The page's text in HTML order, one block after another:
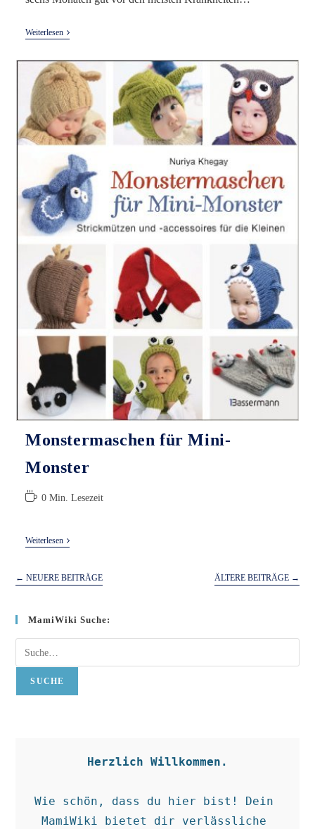
WeiterlesenDie
Große
Monstermaschen für Mini-
Monster
Lesedauer:
0 Min. Lesezeit
WeiterlesenMonstermaschen
Monster
← NEUERE BEITRÄGE ÄLTERE BEITRÄGE →
MamiWiki Suche:
Suche
SUCHE
Herzlich Willkommen.
Wie schön, dass du hier bist! Dein
MamiWiki bietet dir verlässliche